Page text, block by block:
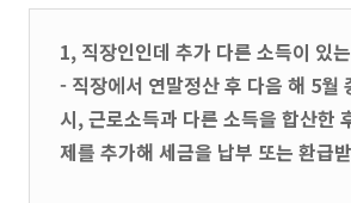
1, 직장인인데 추가 다른 소득이 있
- 직장에서 연말정산 후 다음 해 5월
시, 근로소득과 다른 소득을 합산한
제를 추가해 세금을 납부 또는 환급